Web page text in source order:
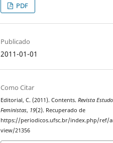
PDF
Publicado
2011-01-01
Como Citar
Editorial, C. (2011). Contents.Revista
Feministas, 19(2). Recuperado de
https://periodicos.ufsc.br/index.php/ref/
view/21356